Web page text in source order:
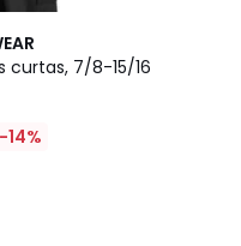
curtas, 7/8-15/16
-14%